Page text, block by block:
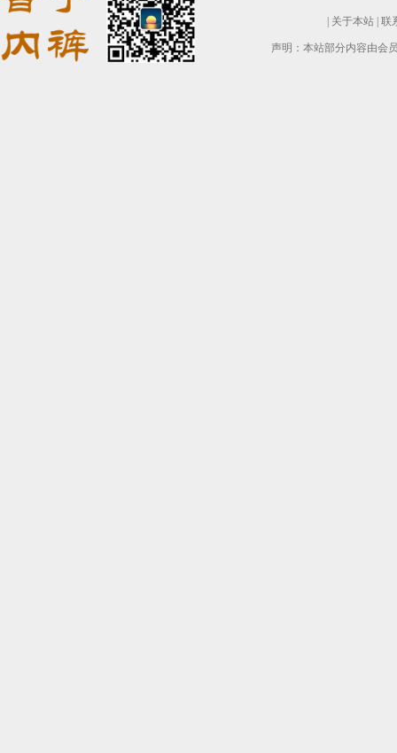
关于本站 联
声明：本站部分内容由会